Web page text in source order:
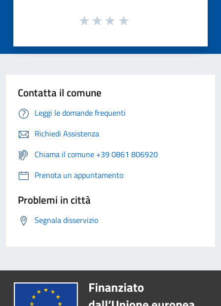
Contatta il comune
Leggi le domande frequenti
Richiedi Assistenza
Chiama il comune +39 0861 806920
Prenota un appuntamento
Problemi in città
Segnala disservizio